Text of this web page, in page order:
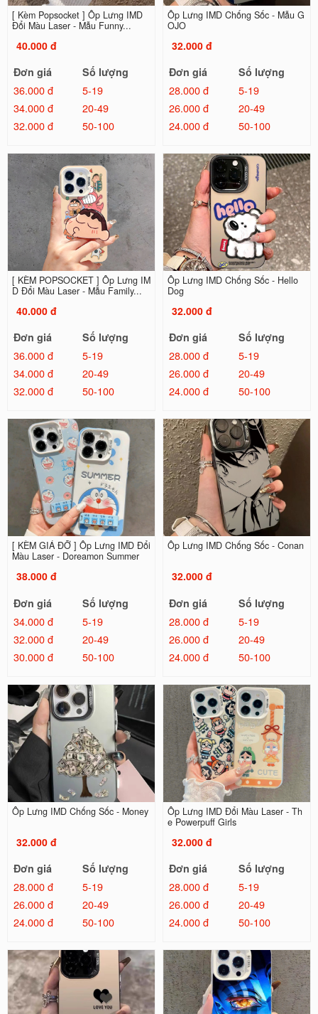
[ Kèm Popsocket ] Ốp Lưng IMD
Đổi Màu Laser - Mẫu Funny...
40.000 đ
Đơn giá
Số lượng
36.000 đ
5-19
34.000 đ
20-49
32.000 đ
50-100
Ốp Lưng IMD Chống Sốc - Mẫu G
OJO
32.000 đ
Đơn giá
Số lượng
28.000 đ
5-19
26.000 đ
20-49
24.000 đ
50-100
[ KÈM POPSOCKET ] Ốp Lưng IM
D Đổi Màu Laser - Mẫu Family...
40.000 đ
Đơn giá
Số lượng
36.000 đ
5-19
34.000 đ
20-49
32.000 đ
50-100
Ốp Lưng IMD Chống Sốc - Hello
Dog
32.000 đ
Đơn giá
Số lượng
28.000 đ
5-19
26.000 đ
20-49
24.000 đ
50-100
[ KÈM GIÁ ĐỠ ] Ốp Lưng IMD Đổi
Màu Laser - Doreamon Summer
38.000 đ
Đơn giá
Số lượng
34.000 đ
5-19
32.000 đ
20-49
30.000 đ
50-100
Ốp Lưng IMD Chống Sốc - Conan
32.000 đ
Đơn giá
Số lượng
28.000 đ
5-19
26.000 đ
20-49
24.000 đ
50-100
Ốp Lưng IMD Chống Sốc - Money
32.000 đ
Đơn giá
Số lượng
28.000 đ
5-19
26.000 đ
20-49
24.000 đ
50-100
Ốp Lưng IMD Đổi Màu Laser - Th
e Powerpuff Girls
32.000 đ
Đơn giá
Số lượng
28.000 đ
5-19
26.000 đ
20-49
24.000 đ
50-100